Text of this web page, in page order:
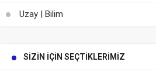
Uzay | Bilim
SIZIN İÇIN SEÇTIKLERIMIZ